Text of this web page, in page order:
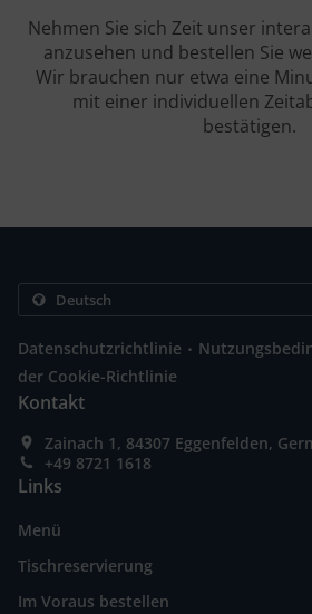
Nehmen Sie sich Zeit unser
anzusehen und bestellen Sie
Wir brauchen nur etwa eine
mit einer individuellen
bestätigen.
Datenschutzrichtlinie .
der Cookie-Richtlinie
Kontakt
Zainach 1, 84307 Eggenfelden,
+49 8721 1618
Links
Menü
Tischreservierung
Im Voraus bestellen